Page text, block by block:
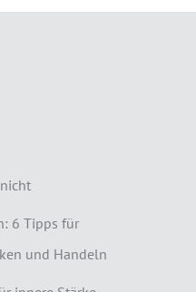
6 Tipps für
und Handeln